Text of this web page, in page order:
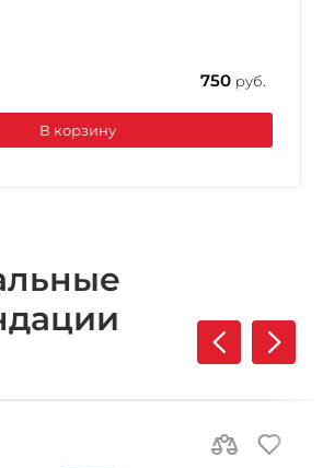
750 руб.
В корзину